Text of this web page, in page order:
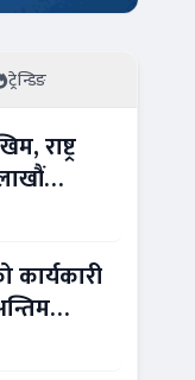
ट्रेन्डिङ
राष्ट्र
कार्यकारी